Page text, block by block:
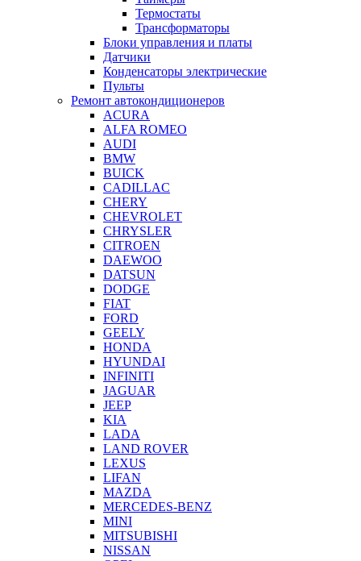
Термостаты
Трансформаторы
Блоки управления и платы
Датчики
Конденсаторы электрические
Пульты
Ремонт автокондиционеров
ACURA
ALFA ROMEO
AUDI
BMW
BUICK
CADILLAC
CHERY
CHEVROLET
CHRYSLER
CITROEN
DAEWOO
DATSUN
DODGE
FIAT
FORD
GEELY
HONDA
HYUNDAI
INFINITI
JAGUAR
JEEP
KIA
LADA
LAND ROVER
LEXUS
LIFAN
MAZDA
MERCEDES-BENZ
MINI
MITSUBISHI
NISSAN